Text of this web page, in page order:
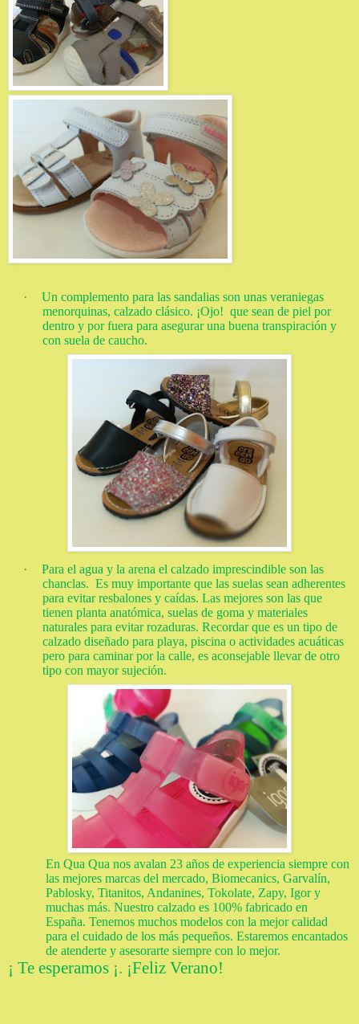
·
Un complemento para las sandalias son unas veraniegas
menorquinas, calzado clásico. ¡Ojo! que sean de piel por
dentro y por fuera para asegurar una buena transpiración y
con suela de caucho.
·
Para el agua y la arena el calzado imprescindible son las
chanclas. Es muy importante que las suelas sean adherentes
para evitar resbalones y caídas. Las mejores son las que
tienen planta anatómica, suelas de goma y materiales
naturales para evitar rozaduras. Recordar que es un tipo de
calzado diseñado para playa, piscina o actividades acuáticas
pero para caminar por la calle, es aconsejable llevar de otro
tipo con mayor sujeción.
En Qua Qua nos avalan 23 años de experiencia siempre con
las mejores marcas del mercado, Biomecanics, Garvalín,
Pablosky, Titanitos, Andanines, Tokolate, Zapy, Igor y
muchas más. Nuestro calzado es 100% fabricado en
España. Tenemos muchos modelos con la mejor calidad
para el cuidado de los más pequeños. Estaremos encantados
de atenderte y asesorarte siempre con lo mejor.
¡ Te esperamos ¡. ¡Feliz Verano!